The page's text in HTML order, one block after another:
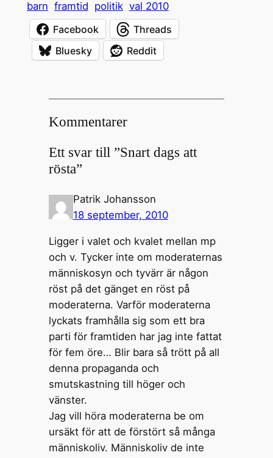
barn framtid politik val 2010
Facebook
Threads
Bluesky
Reddit
Kommentarer
Ett svar till ”Snart dags att
rösta”
Patrik Johansson
18 september, 2010
Ligger i valet och kvalet mellan mp
och v. Tycker inte om moderaternas
människosyn och tyvärr är någon
röst på det gänget en röst på
moderaterna. Varför moderaterna
lyckats framhålla sig som ett bra
parti för framtiden har jag inte fattat
för fem öre… Blir bara så trött på all
denna propaganda och
smutskastning till höger och
vänster.
Jag vill höra moderaterna be om
ursäkt för att de förstört så många
människoliv. Människoliv de inte